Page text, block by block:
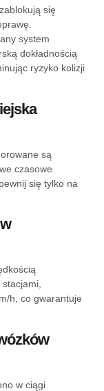
się
system
dokładnością
ryzyko kolizji
są
czasowe
się tylko na
stacjami,
h, co gwarantuje
w ciągi